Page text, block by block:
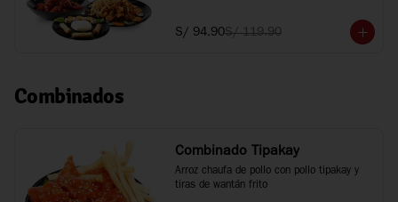
S/ 94.90S/ 119.90
Combinados
Combinado Tipakay
Arroz chaufa de pollo con pollo tipakay y
tiras de wantán frito